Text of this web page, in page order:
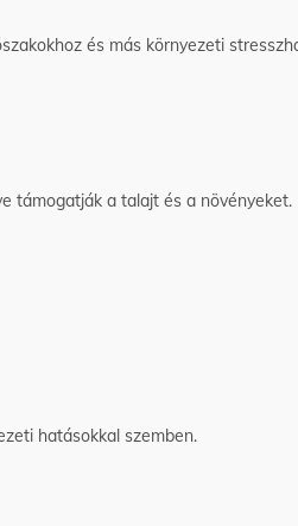
és más környezeti
támogatják a talajt és a növényeket.
hatásokkal szemben.